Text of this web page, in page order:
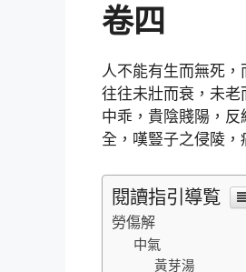
卷四
人不能有生而無死
往往未壯而衰，未
中乖，貴陰賤陽，
全，嘆豎子之侵陵，
閱讀指引導覧
勞傷解
中氣
黃芽湯